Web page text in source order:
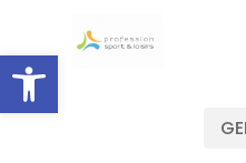
Ouvrir la
main
content